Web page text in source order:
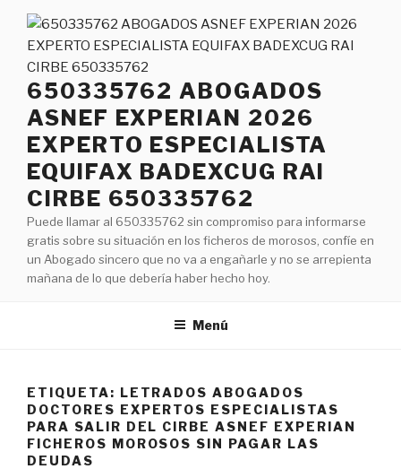
Saltar
contenido
650335762 ABOGADOS
ASNEF EXPERIAN 2026
EXPERTO ESPECIALISTA
EQUIFAX BADEXCUG RAI
CIRBE 650335762
Puede llamar al 650335762 sin compromiso para informarse
gratis sobre su situación en los ficheros de morosos, confíe en
un Abogado sincero que no va a engañarle y no se arrepienta
mañana de lo que debería haber hecho hoy.
Menú
ETIQUETA: LETRADOS ABOGADOS
DOCTORES EXPERTOS ESPECIALISTAS
PARA SALIR DEL CIRBE ASNEF EXPERIAN
FICHEROS MOROSOS SIN PAGAR LAS
DEUDAS